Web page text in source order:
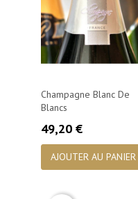
Champagne Blanc De
Blancs
Prix
49,20 €
AJOUTER AU PANIER